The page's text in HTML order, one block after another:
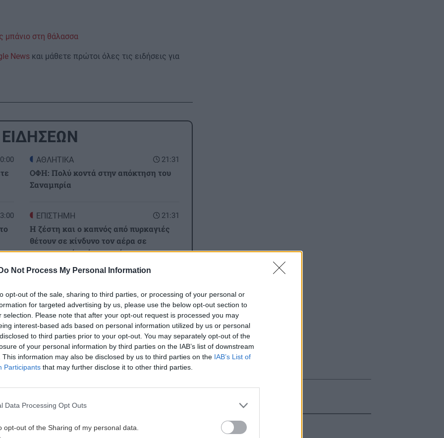
Do Not Process My Personal Information
opt-out of the sale, sharing to third parties, or processing of your personal or
for targeted advertising by us, please use the below opt-out section to
selection. Please note that after your opt-out request is processed you may
interest-based ads based on personal information utilized by us or personal
to third parties prior to your opt-out. You may separately opt-out of the
of your personal information by third parties on the IAB’s list of downstream
This information may also be disclosed by us to third parties on the IAB’s List of
Participants that may further disclose it to other third parties.
Data Processing Opt Outs
opt-out of the Sharing of my personal data.
στη θάλασσα
News και μάθετε πρώτοι όλες τις ειδήσεις για
0
21:31
ΑΘΛΗΤΙΚΑ
ΟΦΗ: Πολύ κοντά στην απόκτηση του
Σαναμπρία
21:31
ΕΠΙΣΤΗΜΗ
Η ζέστη και ο καπνός από πυρκαγιές
θέτουν σε κίνδυνο τον αέρα σε
εσωτερικούς χώρους, σύμφωνα με
21:22
ΟΙΚΟΝΟΜΙΑ
Χρέη στις Τράπεζες: Έτσι μπορείτε να
τα βλέπετε online & σε μηνιαία βάση
21:13
ΚΟΣΜΟΣ
Πόλεμος Ρωσίας-Ουκρανίας: Η Ρωσία
τελευταίο 24ωρο
Κώστας Σαμαράς: Η οικογενειακή
οι ειδήσεις